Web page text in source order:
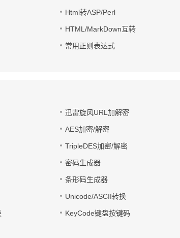
Html转ASP/Perl
HTML/MarkDown互转
常用正则表达式
迅雷旋风URL加解密
AES加密/解密
TripleDES加密/解密
密码生成器
条形码生成器
Unicode/ASCII转换
KeyCode键盘按键码